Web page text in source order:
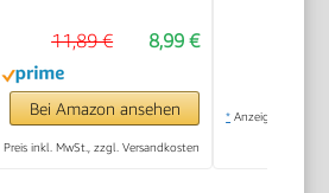
8,99 €
11,89 €
Bei Amazon ansehen
Preis inkl. MwSt., zzgl. Versandkosten
* Anzeige